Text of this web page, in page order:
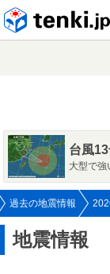
台風
大型で強
過去の地震情報
地震情報